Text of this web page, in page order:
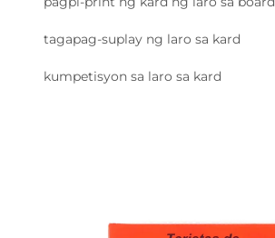
tagapag-suplay ng laro sa kard
kumpetisyon sa laro sa kard